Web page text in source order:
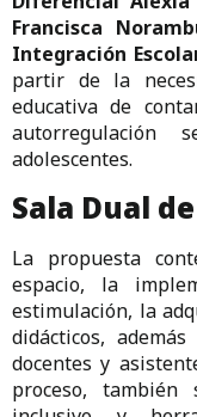
Francisca
Integración
partir de la
educativa de
adolescentes.
Sala Dual
La propuesta
espacio, la
estimulación, la
didácticos,
docentes y
proceso,